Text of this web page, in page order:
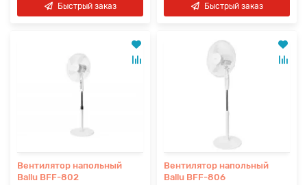
Быстрый заказ Быстрый заказ
Вентилятор напольный
Ballu BFF-802
Вентилятор напольный
Ballu BFF-806